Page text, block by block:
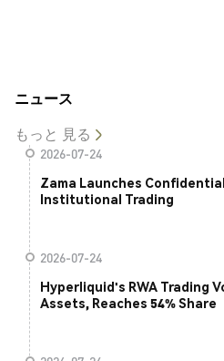
ニュース
もっと 見る
2026-07-24
Zama Launches
Institutional Trading
2026-07-24
Hyperliquid's RWA Trading
Assets, Reaches 54% Share